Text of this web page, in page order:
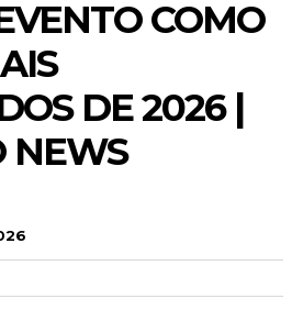
COMO
DE 2026 |
NEWS